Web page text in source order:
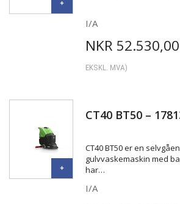
I/A
NKR 52.530,00
EKSKL. MVA)
CT40 BT50 –
CT40 BT50 er en
gulvvaskemaskin med
har…
I/A